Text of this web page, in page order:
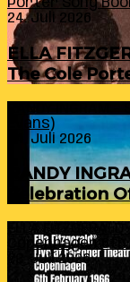
Porter Song
24. Juli 2026
ELLA
The Cole
Evans)
24. Juli 2026
RANDY
Celebration
ELLA
Copenhagen 6th
23. Juli 2026